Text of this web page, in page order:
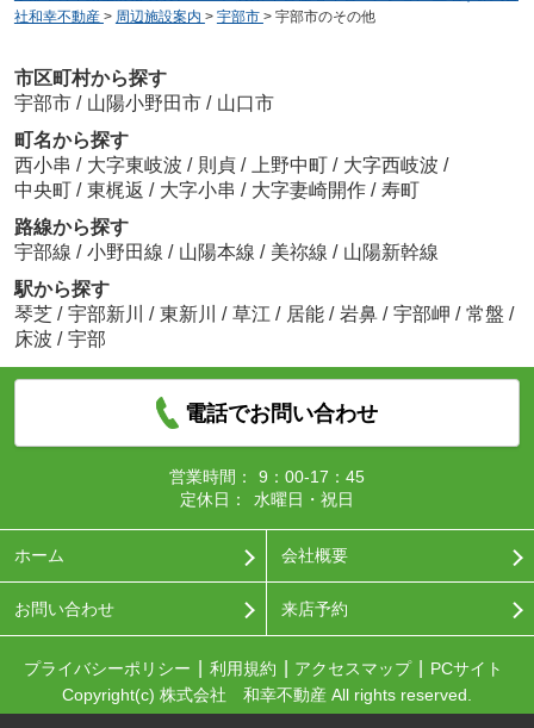
社和幸不動産 > 周辺施設案内 > 宇部市 > 宇部市のその他
市区町村から探す
宇部市 / 山陽小野田市 / 山口市
町名から探す
西小串 / 大字東岐波 / 則貞 / 上野中町 / 大字西岐波 /
中央町 / 東梶返 / 大字小串 / 大字妻崎開作 / 寿町
路線から探す
宇部線 / 小野田線 / 山陽本線 / 美祢線 / 山陽新幹線
駅から探す
琴芝 / 宇部新川 / 東新川 / 草江 / 居能 / 岩鼻 / 宇部岬 / 常盤 /
床波 / 宇部
電話でお問い合わせ
営業時間：
9：00-17：45
定休日：
水曜日・祝日
ホーム 会社概要
お問い合わせ 来店予約
プライバシーポリシー 利用規約 アクセスマップ
PCサイト
Copyright(c) 株式会社 和幸不動産 All rights reserved.